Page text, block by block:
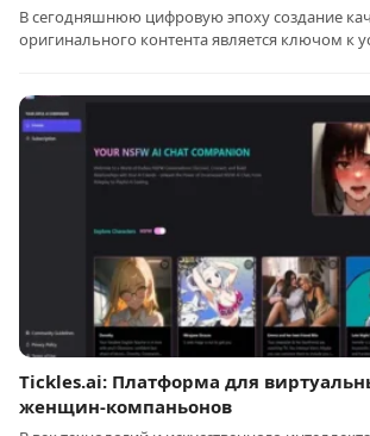
В сегодняшнюю цифровую эпоху создание
оригинального контента является ключом к
Tickles.ai: Платформа для
женщин-компаньонов